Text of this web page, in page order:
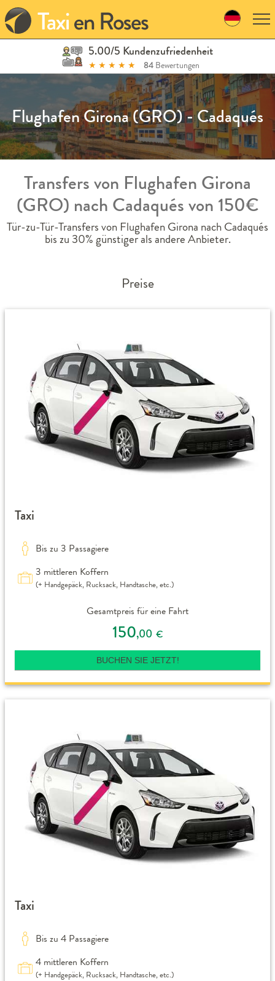
Skip
to
navigation
Skip
5.00/5 Kundenzufriedenheit
★ ★ ★ ★ ★ 84Bewertungen
Flughafen Girona (GRO) - Cadaqués
Transfers von Flughafen Girona
(GRO) nach Cadaqués von 150€
Tür-zu-Tür-Transfers von Flughafen Girona nach Cadaqués
bis zu 30% günstiger als andere Anbieter.
Preise
Taxi
Bis zu 3 Passagiere
3 mittleren Koffern
(+ Handgepäck, Rucksack, Handtasche, etc.)
Gesamtpreis für eine Fahrt
150,00 €
BUCHEN SIE JETZT!
Taxi
Bis zu 4 Passagiere
4 mittleren Koffern
(+ Handgepäck, Rucksack, Handtasche, etc.)